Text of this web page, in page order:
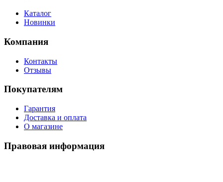
Каталог
Новинки
Компания
Контакты
Отзывы
Покупателям
Гарантия
Доставка и оплата
О магазине
Правовая информация